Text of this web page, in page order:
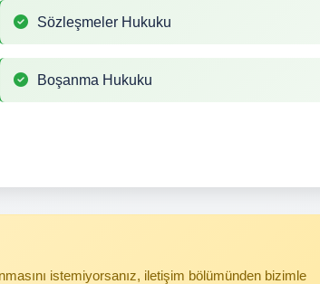
Sözleşmeler Hukuku
Boşanma Hukuku
istemiyorsanız, iletişim bölümünden bizimle